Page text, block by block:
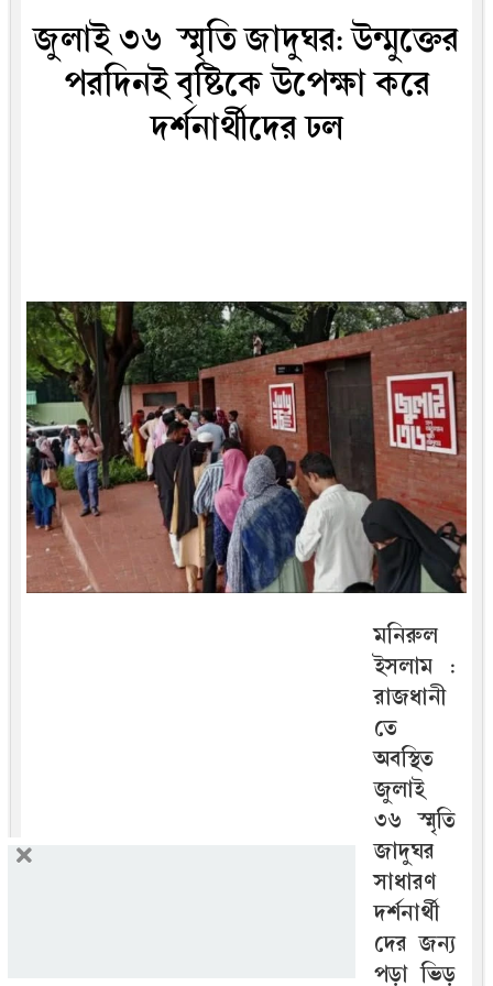
জুলাই ৩৬ স্মৃতি জাদুঘর: উন্মুক্তের
পরদিনই বৃষ্টিকে উপেক্ষা করে
দর্শনার্থীদের ঢল
মনিরুল
ইসলাম :
রাজধানী
তে
অবস্থিত
জুলাই
৩৬ স্মৃতি
জাদুঘর
সাধারণ
দর্শনার্থী
দের জন্য
উন্মুক্ত হওয়ার পরদিন থেকেই উপচে পড়া ভিড়